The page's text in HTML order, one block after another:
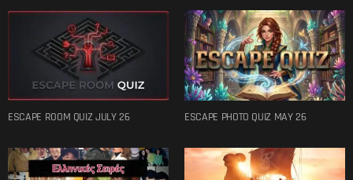
ESCAPE ROOM QUIZ JULY 26 ESCAPE PHOTO QUIZ MAY 26